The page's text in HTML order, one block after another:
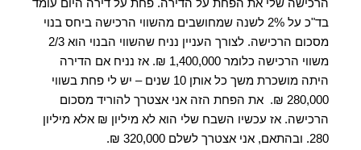
בד"כ על 2% לשנה שמחושבים מהשווי הרכישה ביחס בנוי
מסכום הרכישה. לצורך העניין נניח שהשווי הבנוי הוא 2/3
משווי הרכישה כלומר 1,400,000 ₪. אז נניח אם הדירה
היתה מושכרת משך כל אותן 10 שנים – יש לי פחת בשווי
280,000 ₪. את הפחת הזה אני אצטרך להוריד מסכום
הרכישה. אז עכשיו השבח שלי הוא לא מיליון ₪ אלא מיליון
280. ובהתאם, אני אצטרך לשלם 320,000 ₪.